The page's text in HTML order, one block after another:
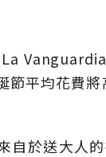
節平均花費
自於送大人